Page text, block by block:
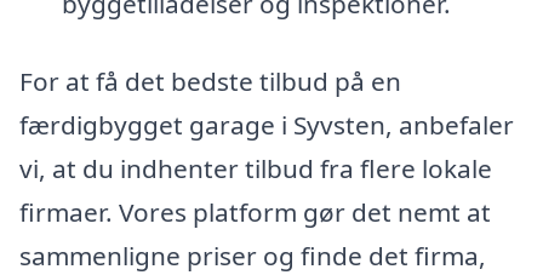
For at få det bedste tilbud på en
færdigbygget garage i Syvsten, anbefaler
vi, at du indhenter tilbud fra flere lokale
firmaer. Vores platform gør det nemt at
sammenligne priser og finde det firma,